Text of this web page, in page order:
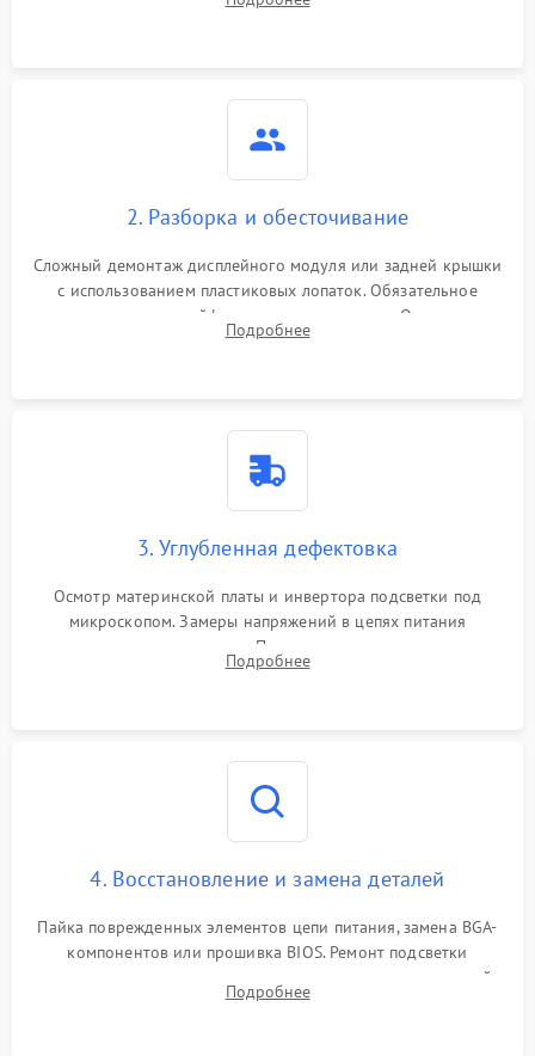
возможных неисправностей перед вскрытием.
2. Разборка и обесточивание
Сложный демонтаж дисплейного модуля или задней крышки
с использованием пластиковых лопаток. Обязательное
отключение шлейфов матрицы и питания. Очистка
массивной системы охлаждения от скопившейся пыли.
Подробнее
3. Углубленная дефектовка
Осмотр материнской платы и инвертора подсветки под
микроскопом. Замеры напряжений в цепях питания
процессора и видеокарты. Проверка состояния жесткого
диска и оперативной памяти с помощью POST-карт и
Подробнее
4. Восстановление и замена деталей
Пайка поврежденных элементов цепи питания, замена BGA-
компонентов или прошивка BIOS. Ремонт подсветки
матрицы, замена неисправного накопителя на скоростной
SSD или установка новых модулей памяти.
Подробнее